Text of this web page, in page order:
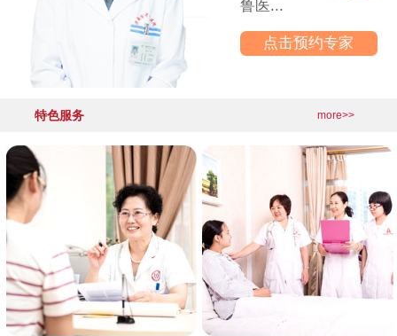
特色服务 more>>